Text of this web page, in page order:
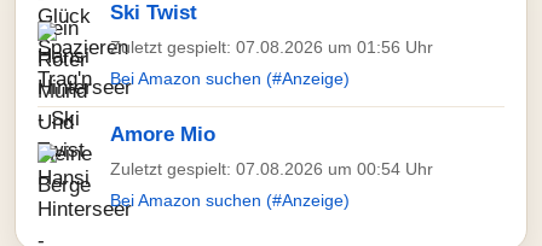
Ski Twist
Zuletzt gespielt: 07.08.2026 um 01:56 Uhr
Bei Amazon suchen (#Anzeige)
Amore Mio
Zuletzt gespielt: 07.08.2026 um 00:54 Uhr
Bei Amazon suchen (#Anzeige)